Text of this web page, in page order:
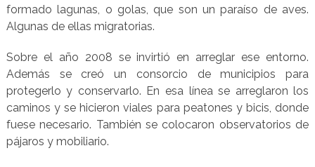
formado lagunas, o golas, que son un paraíso de aves.
Algunas de ellas migratorias.
Sobre el año 2008 se invirtió en arreglar ese entorno.
Además se creó un consorcio de municipios para
protegerlo y conservarlo. En esa línea se arreglaron los
caminos y se hicieron viales para peatones y bicis, donde
fuese necesario. También se colocaron observatorios de
pájaros y mobiliario.